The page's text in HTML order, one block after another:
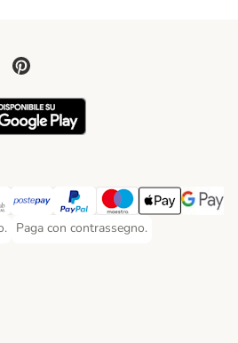
Method
Express. Payment Method
Diners Club. Payment Method
Paga con Postepay. Payment Method
Paga con PayPal. Payment
Paga con Maestro.
Apple PayGoogle
Payment Method
Paga con contrassegno.
Paga con contrassegno. Payment
Method